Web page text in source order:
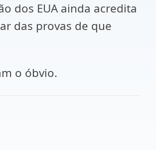
dos EUA ainda acredita
das provas de que
o óbvio.